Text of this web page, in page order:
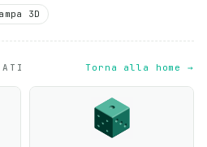
3D
Torna alla home →